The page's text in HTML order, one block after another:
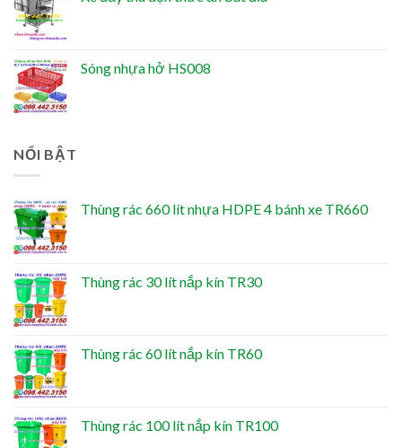
Sóng nhựa hở HS008
NỔI BẬT
Thùng rác 660 lít nhựa HDPE 4 bánh xe TR660
Thùng rác 30 lít nắp kín TR30
Thùng rác 60 lít nắp kín TR60
Thùng rác 100 lít nắp kín TR100